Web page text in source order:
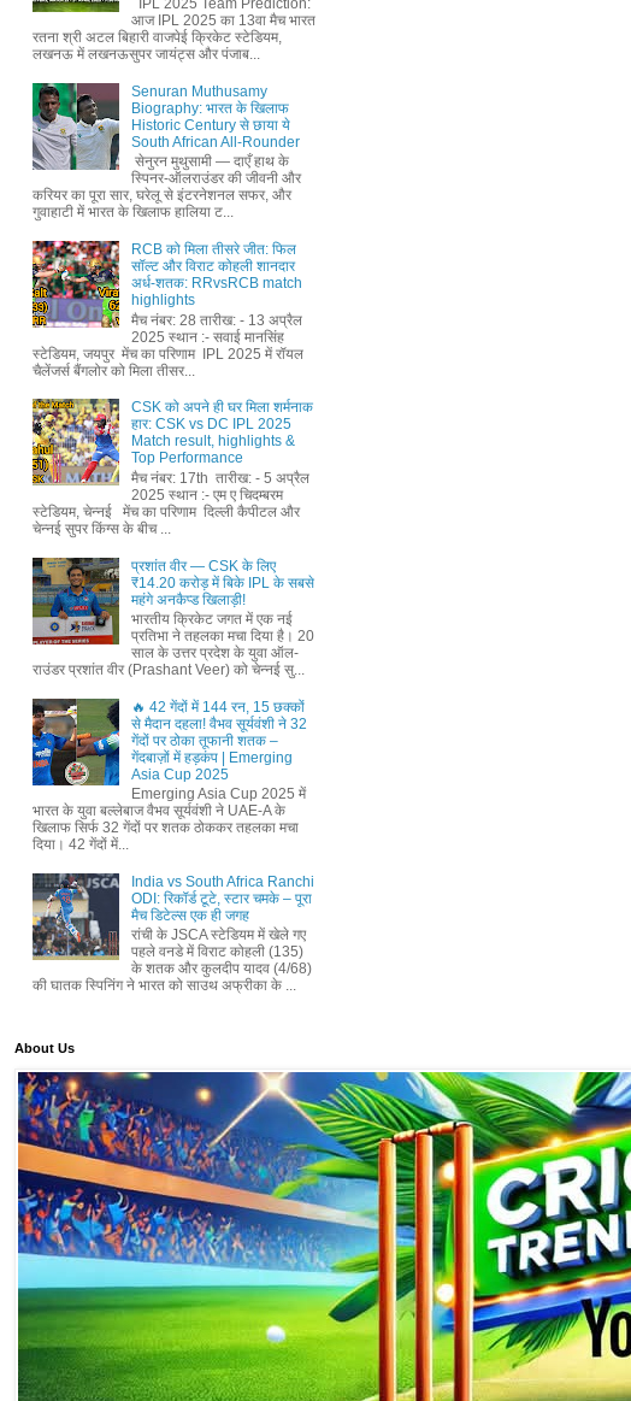
IPL 2025 Team Prediction:
आज IPL 2025 का 13वा मैच भारत
रतना श्री अटल बिहारी वाजपेई क्रिकेट स्टेडियम,
लखनऊ में लखनऊसुपर जायंट्स और पंजाब...
Senuran Muthusamy
Biography: भारत के खिलाफ
Historic Century से छाया ये
South African All-Rounder
सेनुरन मुथुसामी — दाएँ हाथ के
स्पिनर-ऑलराउंडर की जीवनी और
करियर का पूरा सार, घरेलू से इंटरनेशनल सफर, और
गुवाहाटी में भारत के खिलाफ हालिया ट...
RCB को मिला तीसरे जीत: फिल
सॉल्ट और विराट कोहली शानदार
अर्ध-शतक: RRvsRCB match
highlights
मैच नंबर: 28 तारीख: - 13 अप्रैल
2025 स्थान :- सवाई मानसिंह
स्टेडियम, जयपुर मेंच का परिणाम IPL 2025 में रॉयल
चैलेंजर्स बैंगलोर को मिला तीसर...
CSK को अपने ही घर मिला शर्मनाक
हार: CSK vs DC IPL 2025
Match result, highlights &
Top Performance
मैच नंबर: 17th तारीख: - 5 अप्रैल
2025 स्थान :- एम ए चिदम्बरम
स्टेडियम, चेन्नई मेंच का परिणाम दिल्ली कैपीटल और
चेन्नई सुपर किंग्स के बीच ...
प्रशांत वीर — CSK के लिए
₹14.20 करोड़ में बिके IPL के सबसे
महंगे अनकैप्ड खिलाड़ी!
भारतीय क्रिकेट जगत में एक नई
प्रतिभा ने तहलका मचा दिया है। 20
साल के उत्तर प्रदेश के युवा ऑल-
राउंडर प्रशांत वीर (Prashant Veer) को चेन्नई सु...
🔥 42 गेंदों में 144 रन, 15 छक्कों
से मैदान दहला! वैभव सूर्यवंशी ने 32
गेंदों पर ठोका तूफानी शतक –
गेंदबाज़ों में हड़कंप | Emerging
Asia Cup 2025
Emerging Asia Cup 2025 में
भारत के युवा बल्लेबाज वैभव सूर्यवंशी ने UAE-A के
खिलाफ सिर्फ 32 गेंदों पर शतक ठोककर तहलका मचा
दिया। 42 गेंदों में...
India vs South Africa Ranchi
ODI: रिकॉर्ड टूटे, स्टार चमके – पूरा
मैच डिटेल्स एक ही जगह
रांची के JSCA स्टेडियम में खेले गए
पहले वनडे में विराट कोहली (135)
के शतक और कुलदीप यादव (4/68)
की घातक स्पिनिंग ने भारत को साउथ अफ्रीका के ...
About Us